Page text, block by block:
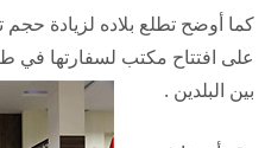
كما أوضح تطلع بلاده لزيادة حجم
على افتتاح مكتب لسفارتها في
بين البلدين .